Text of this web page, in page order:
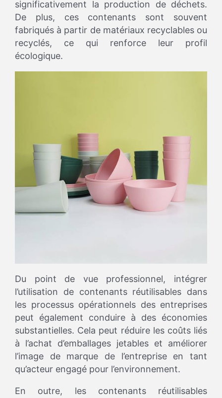
significativement la production de déchets.
De plus, ces contenants sont souvent
fabriqués à partir de matériaux recyclables ou
recyclés, ce qui renforce leur profil
écologique.
Du point de vue professionnel, intégrer
l’utilisation de contenants réutilisables dans
les processus opérationnels des entreprises
peut également conduire à des économies
substantielles. Cela peut réduire les coûts liés
à l’achat d’emballages jetables et améliorer
l’image de marque de l’entreprise en tant
qu’acteur engagé pour l’environnement.
En outre, les contenants réutilisables